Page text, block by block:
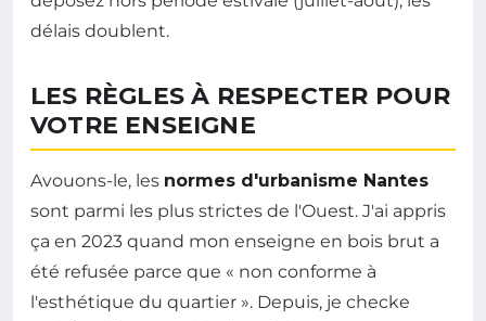
délais doublent.
LES RÈGLES À RESPECTER POUR
VOTRE ENSEIGNE
Avouons-le, les normes d'urbanisme Nantes
sont parmi les plus strictes de l'Ouest. J'ai appris
ça en 2023 quand mon enseigne en bois brut a
été refusée parce que « non conforme à
l'esthétique du quartier ». Depuis, je checke